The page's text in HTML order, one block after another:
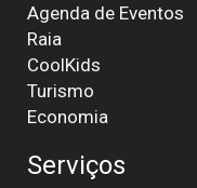
Agenda de Eventos
Raia
CoolKids
Turismo
Economia
Serviços